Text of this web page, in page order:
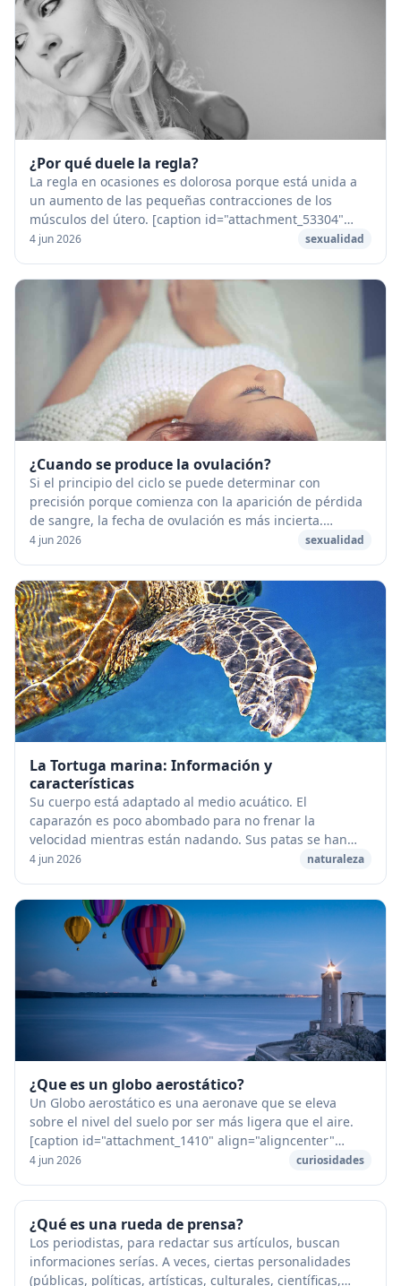
¿Por qué duele la regla?
La regla en ocasiones es dolorosa porque está unida a
un aumento de las pequeñas contracciones de los
músculos del útero. [caption id="attachment_53304"
align="aligncenter" width="1280"] Por que duele...
4 jun 2026 sexualidad
¿Cuando se produce la ovulación?
Si el principio del ciclo se puede determinar con
precisión porque comienza con la aparición de pérdida
de sangre, la fecha de ovulación es más incierta.
[caption id="attachment_53295" align="aligncen...
4 jun 2026 sexualidad
La Tortuga marina: Información y
características
Su cuerpo está adaptado al medio acuático. El
caparazón es poco abombado para no frenar la
velocidad mientras están nadando. Sus patas se han
transformado en aletas que casi no les permiten andar
4 jun 2026 naturaleza
¿Que es un globo aerostático?
Un Globo aerostático es una aeronave que se eleva
sobre el nivel del suelo por ser más ligera que el aire.
[caption id="attachment_1410" align="aligncenter"
width="480"] Globo aerostático[/caption] Co...
4 jun 2026 curiosidades
¿Qué es una rueda de prensa?
Los periodistas, para redactar sus artículos, buscan
informaciones serías. A veces, ciertas personalidades
(públicas, políticas, artísticas, culturales, científicas,